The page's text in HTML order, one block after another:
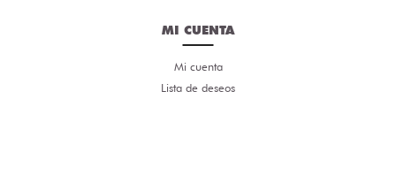
MI CUENTA
Mi cuenta
Lista de deseos